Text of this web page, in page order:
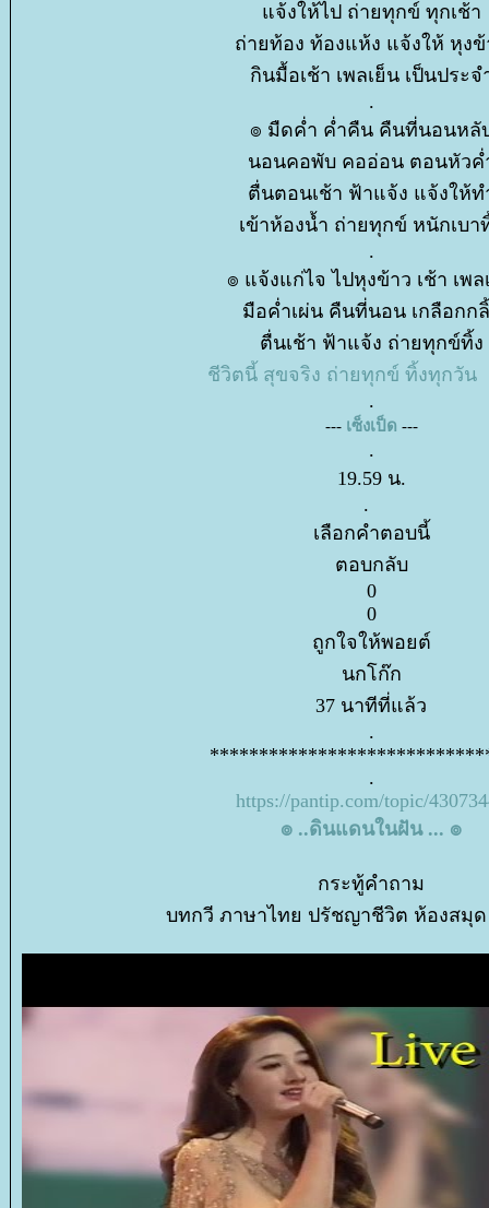
จ้งให้ไป ถ่ายทุกข์ ทุกเช้า
ถ่ายท้อง ท้องแห้ง แจ้งให้ หุงข้
กินมื้อเช้า เพลเย็น เป็นประจ
.
๏ มืดค่ำ ค่ำคืน คืนที่นอนหลั
นอนคอพับ คออ่อน ตอนหัวค่
ตื่นตอนเช้า ฟ้าแจ้ง แจ้งให้ท
เข้าห้องน้ำ ถ่ายทุกข์ หนักเบา
.
๏ แจ้งแก่ไจ ไปหุงข้าว เช้า เพล
มือค่ำเผ่น คืนที่นอน เกลือกก
ตื่นเช้า ฟ้าแจ้ง ถ่ายทุกข์ทิ้ง
ชีวิตนี้ สุขจริง ถ่ายทุกข์ ทิ้งทุกวัน
.
--- เซ็งเป็ด ---
.
19.59 น.
.
เลือกคำตอบนี้
ตอบกลับ
0
0
ถูกใจให้พอยต์
นกโก๊ก
37 นาทีที่แล้ว
.
.
https://pantip.com/topic/
๏ ..ดินแดนในฝัน ... ๏
กระทู้คำถาม
บทกวี ภาษาไทย ปรัชญาชีวิต ห้องสมุ